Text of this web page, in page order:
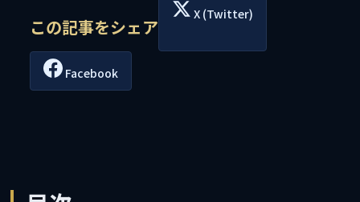
この記事をシェア
X (Twitter)
Facebook